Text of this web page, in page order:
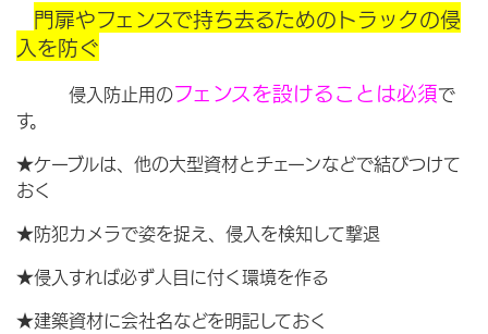
門扉やフェンスで持ち去るためのトラックの侵
入を防ぐ
侵入防止用のフェンスを設けることは必須で
す。
★ケーブルは、他の大型資材とチェーンなどで結びつけて
おく
★防犯カメラで姿を捉え、侵入を検知して撃退
★侵入すれば必ず人目に付く環境を作る
★建築資材に会社名などを明記しておく